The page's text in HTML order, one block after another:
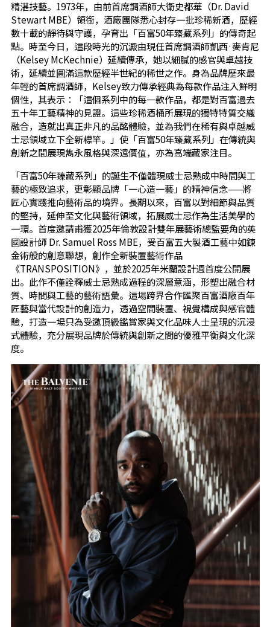
精湛技藝。1973年，由前首席調酒師大衛史都華（Dr. David
Stewart MBE）領銜，酒廠團隊悉心封存一批珍稀新酒，歷經
數十載的靜待與守護，孕育出「百富50年臻藏系列」的傳奇起
點。時至今日，這段時光的沉澱由現任首席調酒師凱西·麥肯尼
（Kelsey McKechnie）延續傳承，她以細膩的感官與卓越技
術，延續並圓滿這款歷經半世紀的稀世之作。身為品牌歷來最
年輕的首席調酒師，Kelsey致力傳承經典為每款作品注入鮮明
個性，其表示：「這個系列中的每一款作品，都是對百富過去
五十年工藝精神的見證。這些珍稀酒桶所展現的獨特特質交織
融合，造就出真正非凡的品酩體驗，並為我們在稀有與卓越威
士忌領域立下全新標竿。」使「百富50年臻藏系列」在傳統與
創新之間展現雋永風格與深遠價值，亦為高端藏家注目。
「百富50年臻藏系列」的誕生不僅體現威士忌熟成中時間與工
藝的極致追求，更彰顯品牌「一心造一藝」的精神信念——將
匠心實踐推向藝術品的境界。長期以來，百富以對細節與品質
的堅持，延伸至文化與藝術領域，拓展威士忌作為生活美學的
一環。首度邀請甫獲2025年倫敦設計雙年展藝術總監要角的英
國設計師 Dr. Samuel Ross MBE，受百富五大製酒工藝中如鍊
金術般的創意聯想，創作全新裝置藝術作品
《TRANSPOSITION》，並於2025年米蘭設計週首度公開展
出。此作不僅詮釋威士忌熟成過程的深層意涵，形塑出融合材
質、時間與工藝的藝術語彙。這場跨界合作匯聚百富酒廠百年
匠藝與當代設計的創造力，透過空間裝置、視覺構成與感官體
驗，打造一場只為受邀頂級鑑賞家與文化品味人士呈現的沉浸
式體驗，充分展現品牌於傳統與創新之間的優雅平衡與文化深
度。